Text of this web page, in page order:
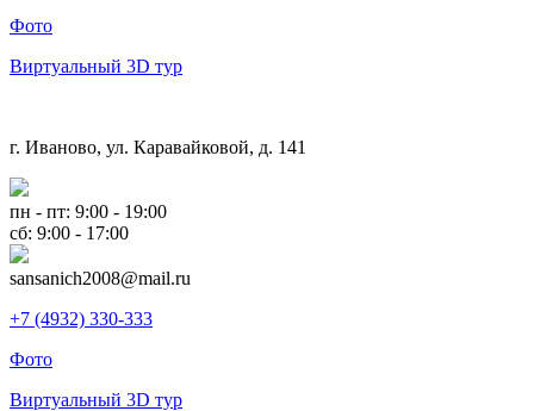
Фото
Виртуальный 3D тур
г. Иваново, ул. Каравайковой, д. 141
пн - пт: 9:00 - 19:00
сб: 9:00 - 17:00
sansanich2008@mail.ru
+7 (4932) 330-333
Фото
Виртуальный 3D тур